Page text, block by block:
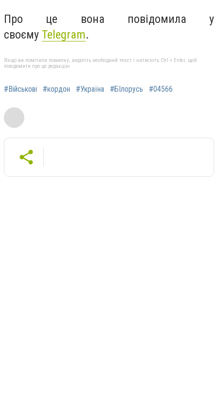
Про це вона повідомила у
своєму Telegram.
Якщо ви помітили помилку, виділіть необхідний текст і натисніть Ctrl + Enter, щоб
повідомити про це редакцію
#Військові #кордон #Україна #БІлорусь #04566